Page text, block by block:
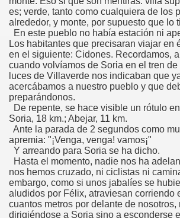
es; verde, tanto como cualquiera de los
alrededor, y monte, por supuesto que lo
En este pueblo no había estación ni
Los habitantes que precisaran viajar en
en el siguiente: Cidones. Recordamos,
cuando volvíamos de Soria en el tren
luces de Villaverde nos indicaban que
acercábamos a nuestro pueblo y que
preparándonos.
De repente, se hace visible un rótulo
Soria, 18 km.; Abejar, 11 km.
Ante la parada de 2 segundos como
apremia: "¡Venga, venga! vamos¡"
Y arreando para Soria se ha dicho.
Hasta el momento, nadie nos ha
nos hemos cruzado, ni ciclistas ni
embargo, como si unos jabalíes se
aludidos por Félix, atraviesan corriendo
cuantos metros por delante de nosotros,
dirigiéndose a Soria sino a esconderse